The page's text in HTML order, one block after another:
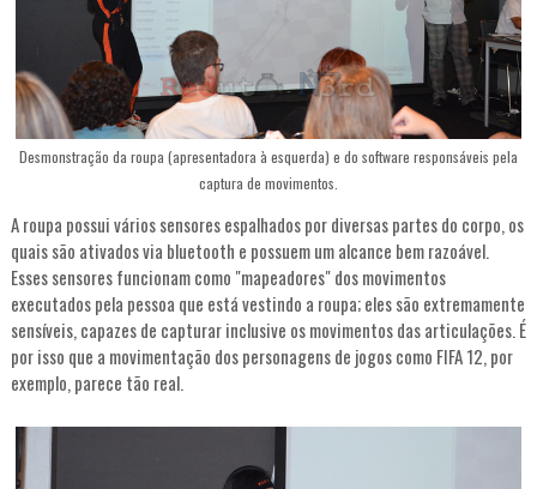
Desmonstração da roupa (apresentadora à esquerda) e do software responsáveis pela
captura de movimentos.
A roupa possui vários sensores espalhados por diversas partes do corpo, os
quais são ativados via bluetooth e possuem um alcance bem razoável.
Esses sensores funcionam como "mapeadores" dos movimentos
executados pela pessoa que está vestindo a roupa; eles são extremamente
sensíveis, capazes de capturar inclusive os movimentos das articulações. É
por isso que a movimentação dos personagens de jogos como FIFA 12, por
exemplo, parece tão real.